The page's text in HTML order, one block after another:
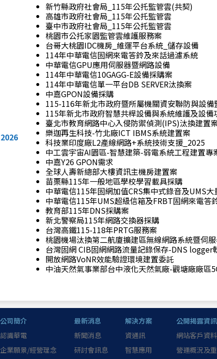
2026
新竹縣政府社會局_115年公托監管雲(共契)
高雄市政府社會局_115年公托監管雲
臺中市政府社會局_115年公托監管雲
桃園市公托家園監管雲維護服務案
台哥大桃園IDC機房_維運平台系統_儲存設備
114年中華電信固網來電答鈴及來話過濾系統
中華電信GPU應用伺服器暨網路設備
114年中華電信10GAGG-E設備採購案
114年中華電信單一平台DB SERVER汰換案
中嘉GPON設備採購
115-116年新北市政府暨所屬機關資安聯防與設
115年新北市政府智慧共桿設備與系統維護及設
臺北市教育網路中心入侵防禦偵測(IPS)汰換建置
樂迦再生科技-竹北廠ICT IBMS系統建置案
科技業印度廠L2產線網路+系統技術支援_2025
中工雲宇宙AI園區-智慧建築-弱電系統工程建置專
中嘉Y26 GPON需求
全球人壽新總部大樓資訊主機房建置案
苗栗縣115年一般地區學校學習載具採購
中華電信115年固網加值CRS集中式錄音及UMS
中華電信115年UMS超級信箱及FRBT固網來電
教育部115年DNS採購案
新北警察局115年網路交換器採購
台灣高鐵115-118年PRTG服務案
桃園機場汰換第二航廈擴建區無線網路系統暨伺
台灣固網 CIB固網網路流量記錄保存-DNS logger
開放網路VoNR效能驗證環境建置委託
中油天然氣事業部台中液化天然氣廠-觀塘廠廠區
公司簡介
認識華電
企業願景/經營理念
最新消息
新聞消息
研討會訊息
解決方案
資通訊
智慧應用
公開揭露資訊
網站客戶資
營運概況及